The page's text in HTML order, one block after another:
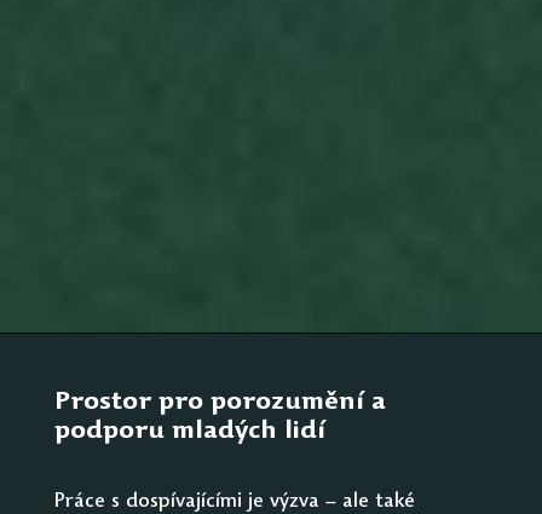
Prostor pro porozumění a
podporu mladých lidí
Práce s dospívajícími je výzva – ale také